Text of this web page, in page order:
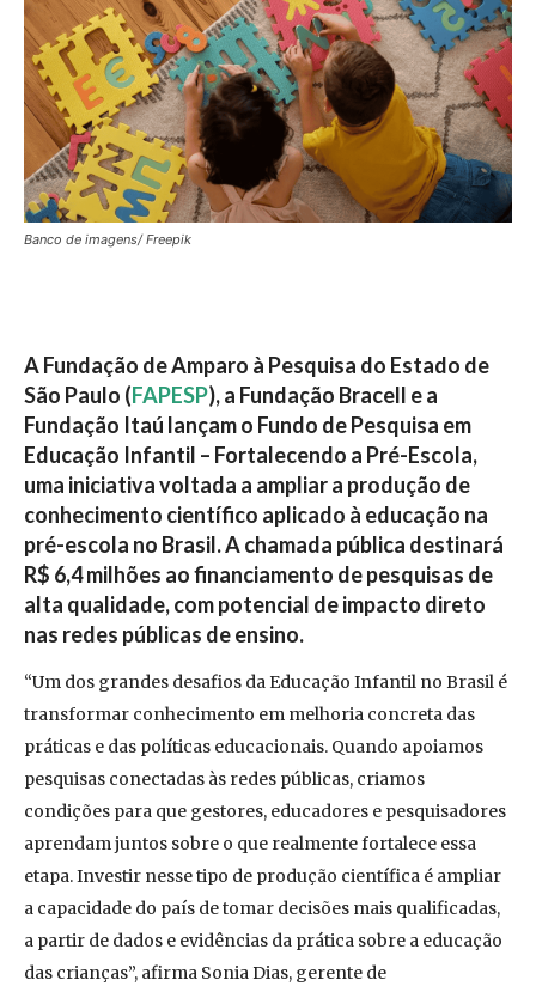
Banco de imagens/ Freepik
A Fundação de Amparo à Pesquisa do Estado de
São Paulo (FAPESP), a Fundação Bracell e a
Fundação Itaú lançam o Fundo de Pesquisa em
Educação Infantil – Fortalecendo a Pré-Escola,
uma iniciativa voltada a ampliar a produção de
conhecimento científico aplicado à educação na
pré-escola no Brasil. A chamada pública destinará
R$ 6,4 milhões ao financiamento de pesquisas de
alta qualidade, com potencial de impacto direto
nas redes públicas de ensino.
“Um dos grandes desafios da Educação Infantil no Brasil é
transformar conhecimento em melhoria concreta das
práticas e das políticas educacionais. Quando apoiamos
pesquisas conectadas às redes públicas, criamos
condições para que gestores, educadores e pesquisadores
aprendam juntos sobre o que realmente fortalece essa
etapa. Investir nesse tipo de produção científica é ampliar
a capacidade do país de tomar decisões mais qualificadas,
a partir de dados e evidências da prática sobre a educação
das crianças”, afirma Sonia Dias, gerente de